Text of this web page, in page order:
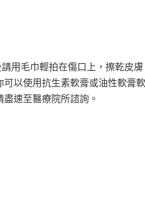
用毛巾輕拍在傷口上，擦乾皮膚
以使用抗生素軟膏或油性軟膏
速至醫療院所諮詢。